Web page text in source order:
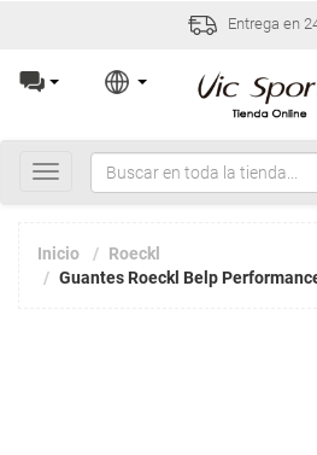
Entrega en
Toggle
navigation
Inicio
Roeckl
Guantes Roeckl Belp